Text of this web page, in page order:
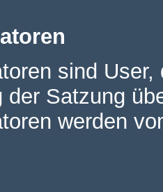
sind
der Satzung
werden